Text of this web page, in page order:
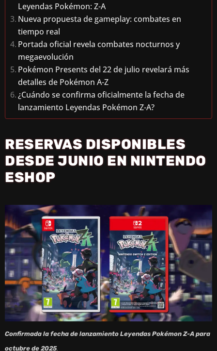
Leyendas Pokémon: Z-A
Nueva propuesta de gameplay: combates en
tiempo real
Portada oficial revela combates nocturnos y
megaevolución
Pokémon Presents del 22 de julio revelará más
detalles de Pokémon A-Z
¿Cuándo se confirma oficialmente la fecha de
lanzamiento Leyendas Pokémon Z-A?
RESERVAS DISPONIBLES
DESDE JUNIO EN NINTENDO
ESHOP
Confirmada la fecha de lanzamiento Leyendas Pokémon Z-A para
octubre de 2025.